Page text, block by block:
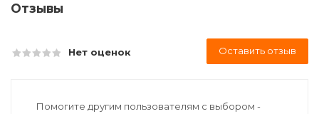
Отзывы
Нет оценок Оставить отзыв
Помогите другим пользователям с выбором -